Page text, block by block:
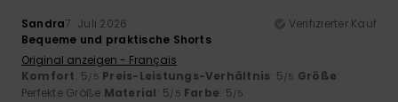
Sandra7. Juli 2026
Verifizierter Kauf
Bequeme und praktische Shorts
Original anzeigen - Français
Komfort: 5/5 Preis-Leistungs-Verhältnis: 5/5 Größe:
Perfekte Größe Material: 5/5 Farbe: 5/5